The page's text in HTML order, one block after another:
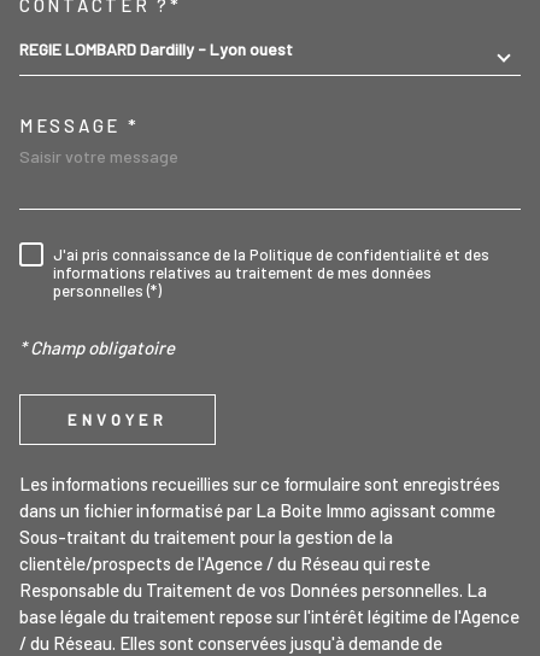
CONTACTER ?*
REGIE LOMBARD Dardilly - Lyon ouest
MESSAGE *
RÈGLEMENTATION
J'ai pris connaissance de la Politique de confidentialité et des
informations relatives au traitement de mes données
personnelles (*)
* Champ obligatoire
ENVOYER
Les informations recueillies sur ce formulaire sont enregistrées
dans un fichier informatisé par La Boite Immo agissant comme
Sous-traitant du traitement pour la gestion de la
clientèle/prospects de l'Agence / du Réseau qui reste
Responsable du Traitement de vos Données personnelles. La
base légale du traitement repose sur l'intérêt légitime de l'Agence
/ du Réseau. Elles sont conservées jusqu'à demande de